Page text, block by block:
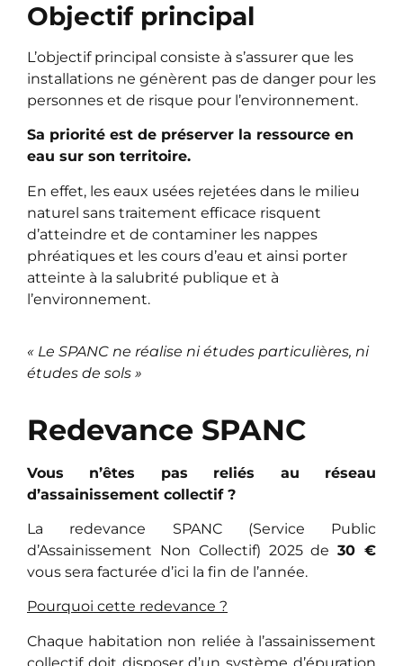
Objectif principal
L’objectif principal consiste à s’assurer que les
installations ne génèrent pas de danger pour les
personnes et de risque pour l’environnement.
Sa priorité est de préserver la ressource en
eau sur son territoire.
En effet, les eaux usées rejetées dans le milieu
naturel sans traitement efficace risquent
d’atteindre et de contaminer les nappes
phréatiques et les cours d’eau et ainsi porter
atteinte à la salubrité publique et à
l’environnement.
« Le SPANC ne réalise ni études particulières, ni
études de sols »
Redevance SPANC
Vous n’êtes pas reliés au réseau
d’assainissement collectif ?
La redevance SPANC (Service Public
d’Assainissement Non Collectif) 2025 de30 €
vous sera facturée d’ici la fin de l’année.
Pourquoi cette redevance ?
Chaque habitation non reliée à l’assainissement